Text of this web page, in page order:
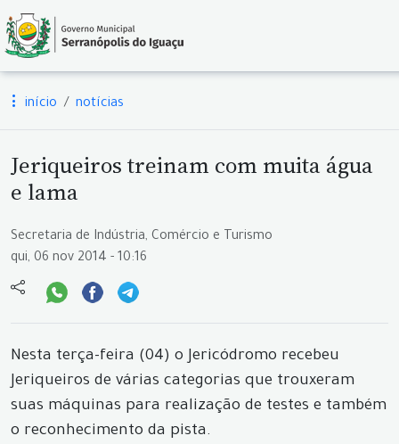
início notícias
Jeriqueiros treinam com muita água
e lama
Secretaria de Indústria, Comércio e Turismo
qui, 06 nov 2014 - 10:16
Nesta terça-feira (04) o Jericódromo recebeu
Jeriqueiros de várias categorias que trouxeram
suas máquinas para realização de testes e também
o reconhecimento da pista.